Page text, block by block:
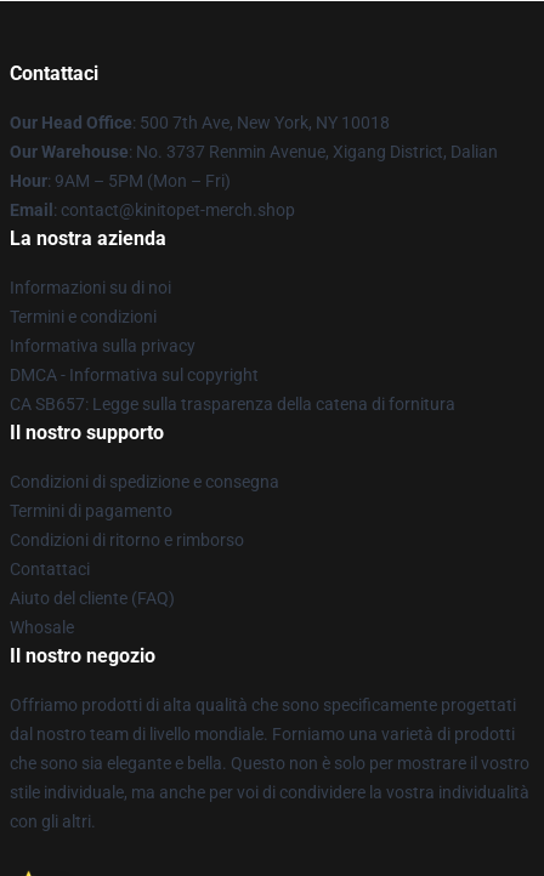
Contattaci
Our Head Office: 500 7th Ave, New York, NY 10018
Our Warehouse: No. 3737 Renmin Avenue, Xigang District, Dalian
Hour: 9AM – 5PM (Mon – Fri)
Email : contact@kinitopet-merch.shop
La nostra azienda
Informazioni su di noi
Termini e condizioni
Informativa sulla privacy
DMCA - Informativa sul copyright
CA SB657: Legge sulla trasparenza della catena di fornitura
Il nostro supporto
Condizioni di spedizione e consegna
Termini di pagamento
Condizioni di ritorno e rimborso
Contattaci
Aiuto del cliente (FAQ)
Whosale
Il nostro negozio
Offriamo prodotti di alta qualità che sono specificamente progettati
dal nostro team di livello mondiale. Forniamo una varietà di prodotti
che sono sia elegante e bella. Questo non è solo per mostrare il vostro
stile individuale, ma anche per voi di condividere la vostra individualità
con gli altri.